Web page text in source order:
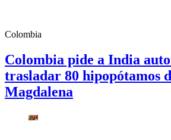
Colombia
Colombia pide a India
trasladar 80 hipopótamos
Magdalena